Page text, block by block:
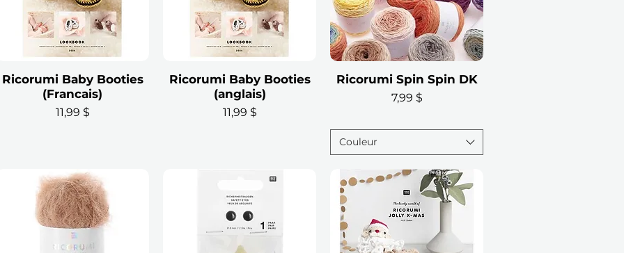
Aperçu rapide
Ricorumi Baby Booties
(Francais)
Prix
11,99 $
Aperçu rapide
Ricorumi Baby Booties
(anglais)
Prix
11,99 $
Aperçu rapide
Ricorumi Spin Spin DK
Prix
7,99 $
Couleur